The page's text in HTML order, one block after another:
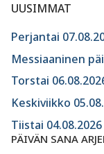
UUSIMMAT
Perjantai
Messiaaninen
Torstai
Keskiviikko
Tiistai 04.08.2026
PÄIVÄN SANA